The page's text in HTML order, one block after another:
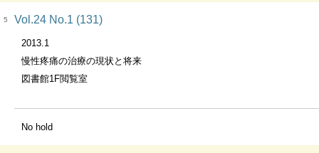
5 Vol.24 No.1 (131)
2013.1
慢性疼痛の治療の現状と将来
図書館1F閲覧室
No hold